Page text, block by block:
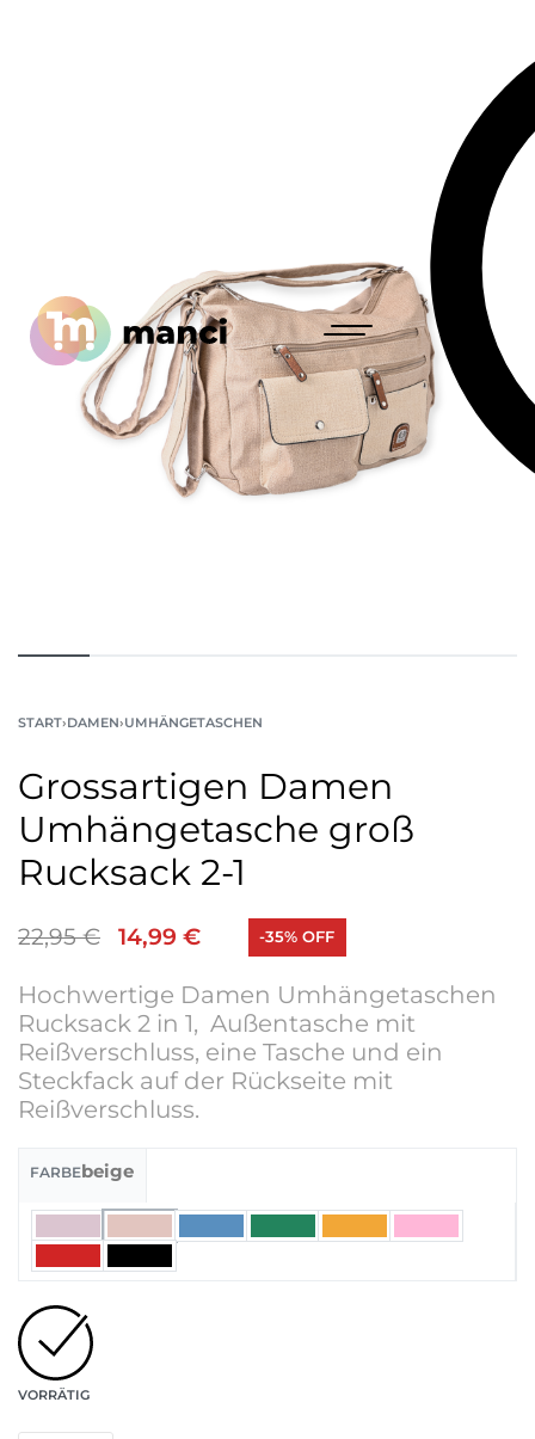
START›DAMEN›UMHÄNGETASCHEN
Grossartigen Damen
Umhängetasche groß
Rucksack 2-1
22,95€ 14,99 € -35% OFF
Hochwertige Damen Umhängetaschen
Rucksack 2 in 1, Außentasche mit
Reißverschluss, eine Tasche und ein
Steckfack auf der Rückseite mit
Reißverschluss.
FARBEbeige
VORRÄTIG